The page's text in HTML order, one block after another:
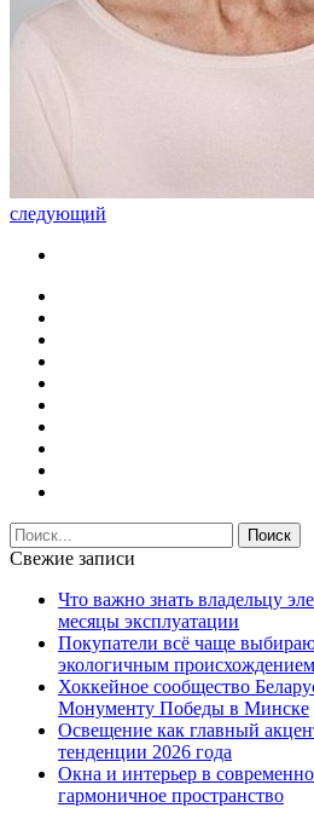
следующий
Свежие записи
Что важно знать владельцу
месяцы эксплуатации
Покупатели всё чаще
экологичным происхождением
Хоккейное сообщество
Монументу Победы в Минске
Освещение как главный
тенденции 2026 года
Окна и интерьер в
гармоничное пространство